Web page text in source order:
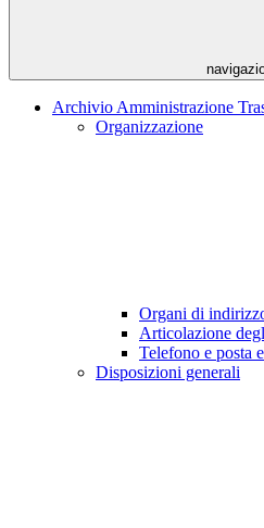
Archivio Amministrazione
Organizzazione
Organi di
Articolazione
Telefono e posta
Disposizioni generali